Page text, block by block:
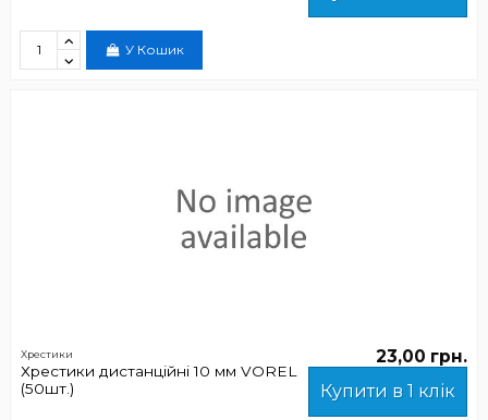
У Кошик
Хрестики
Хрестики дистанційні 10 мм VOREL
(50шт.)
23,00 грн.
Купити в 1 клік